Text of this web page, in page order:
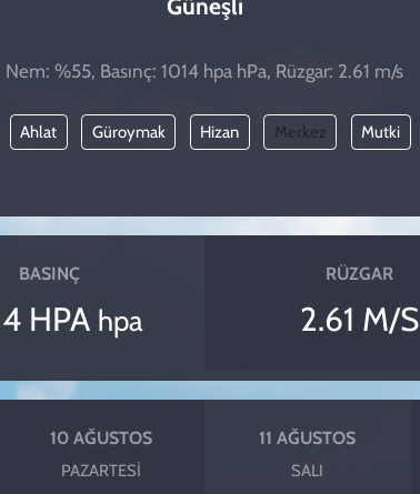
Nem: %55, Basınç: 1014 hpa hPa, Rüzgar: 2.61 m/s
Ahlat Güroymak Hizan Merkez Mutki
BASINÇ
HPA hpa
RÜZGAR
2.61 M/S
10 AĞUSTOS
PAZARTESI
11 AĞUSTOS
SALI